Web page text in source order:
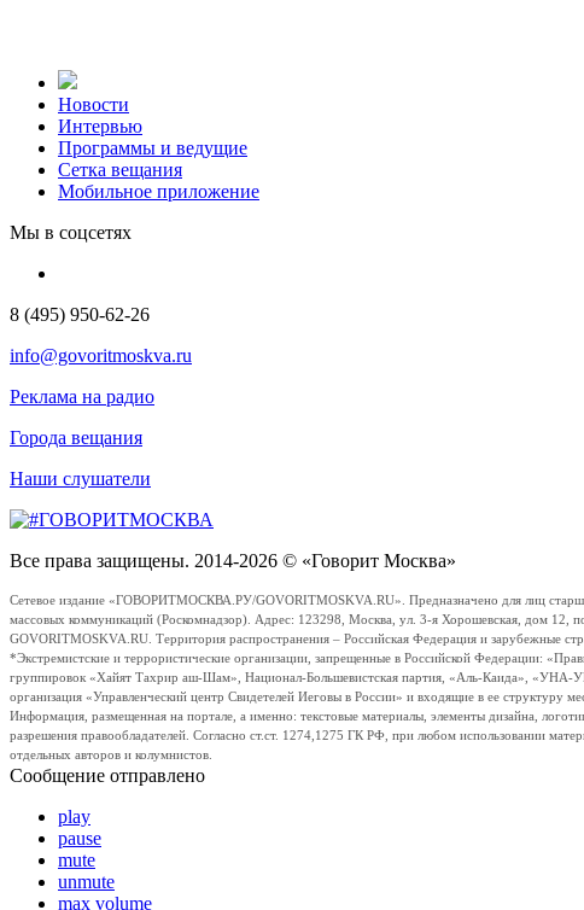
Новости
Интервью
Программы и ведущие
Сетка вещания
Мобильное приложение
Мы в соцсетях
8 (495) 950-62-26
info@govoritmoskva.ru
Реклама на радио
Города вещания
Наши слушатели
Все права защищены. 2014-2026 © «Говорит Москва»
Сетевое издание «ГОВОРИТМОСКВА.РУ/GOVORITMOSKVA.RU». Предназначено для лиц
массовых коммуникаций (Роскомнадзор). Адрес: 123298, Москва, ул. 3-я Хорошевская, дом
GOVORITMOSKVA.RU. Территория распространения – Российская Федерация и зарубежные
*Экстремистские и террористические организации, запрещенные в Российской Федерации:
группировок «Хайят Тахрир аш-Шам», Национал-Большевистская партия, «Аль-Каида», «УНА-
организация «Управленческий центр Свидетелей Иеговы в России» и входящие в ее структуру
Информация, размещенная на портале, а именно: текстовые материалы, элементы дизайна,
разрешения правообладателей. Согласно ст.ст. 1274,1275 ГК РФ, при любом использовании
отдельных авторов и колумнистов.
Сообщение отправлено
play
pause
mute
unmute
max volume